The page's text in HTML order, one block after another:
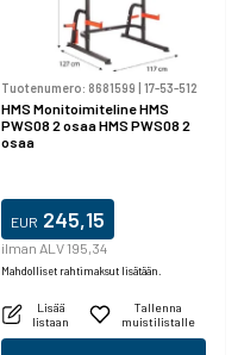
Tuotenumero: 8681599 17-53-512
HMS Monitoimiteline HMS
PWS08 2 osaa HMS PWS08 2
osaa
EUR 245,15
ilman ALV 195,34
Mahdolliset rahtimaksut lisätään.
Lisää
listaan
Tallenna
muistilistalle